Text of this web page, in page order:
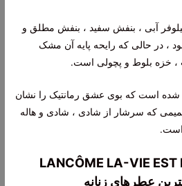
آبی ، بنفش سفید ، بنفش مطلق و
در حالی که رایحه پایه آن مشک
خزه بلوط و پچولی است.
است که بوی عشق رمانتیک را نشان
که سرشار از شادی ، شادی و هاله
است.
5 LANCÔME LA-VIE